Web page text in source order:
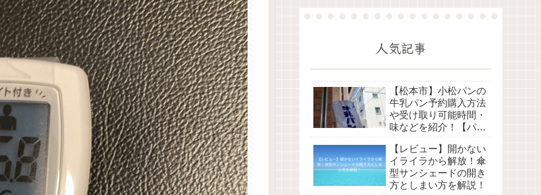
人気記事
【松本市】小松パンの
牛乳パン予約購入方法
や受け取り可能時間・
味などを紹介！【パン
【レビュー】開かない
イライラから解放！傘
型サンシェードの開き
方としまい方を解説！